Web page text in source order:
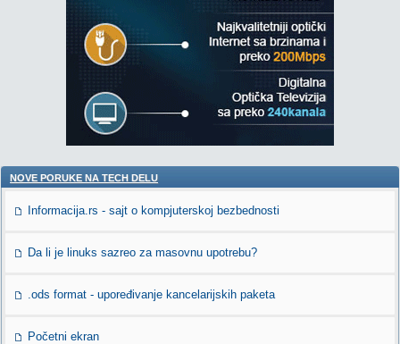
NOVE PORUKE NA TECH DELU
Informacija.rs - sajt o kompjuterskoj bezbednosti
Da li je linuks sazreo za masovnu upotrebu?
.ods format - upoređivanje kancelarijskih paketa
Početni ekran